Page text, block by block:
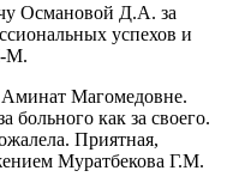
Османовой Д.А. за
успехов и
М.
Магомедовне.
больного как за своего.
Приятная,
Муратбекова Г.М.